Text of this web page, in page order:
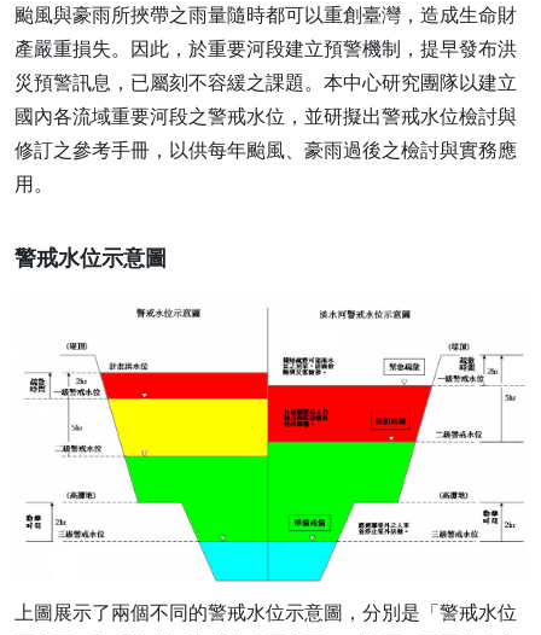
颱風與豪雨所挾帶之雨量隨時都可以重創臺灣，造成生命財
產嚴重損失。因此，於重要河段建立預警機制，提早發布洪
災預警訊息，已屬刻不容緩之課題。本中心研究團隊以建立
國內各流域重要河段之警戒水位，並研擬出警戒水位檢討與
修訂之參考手冊，以供每年颱風、豪雨過後之檢討與實務應
用。
警戒水位示意圖
上圖展示了兩個不同的警戒水位示意圖，分別是「警戒水位